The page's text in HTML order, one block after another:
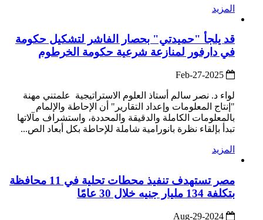
المزيد
قد يلجأ "حميدتي" بحصار الفاشر لتشكيل حكومة
في دارفور لمنازعة شرعية حكومة الخرطوم
لواء د. نصر سالم أستاذ العلوم الاستراتيجية علمتني مهنة
"إنتاج المعلومات وإعداد التقارير" أن الإحاطة والإلمام
بالمعلومات الكاملة والدقيقة والمحددة، واستشراف مآلاتها
تبدأ بإلقاء نظرة بانورامية شاملة للإحاطة بكل أبعاد الص...
المزيد
مصر تستهدف تنفيذ محطات تحلية في 11 محافظة
بتكلفة 134 مليار جنيه خلال 30 عامًا